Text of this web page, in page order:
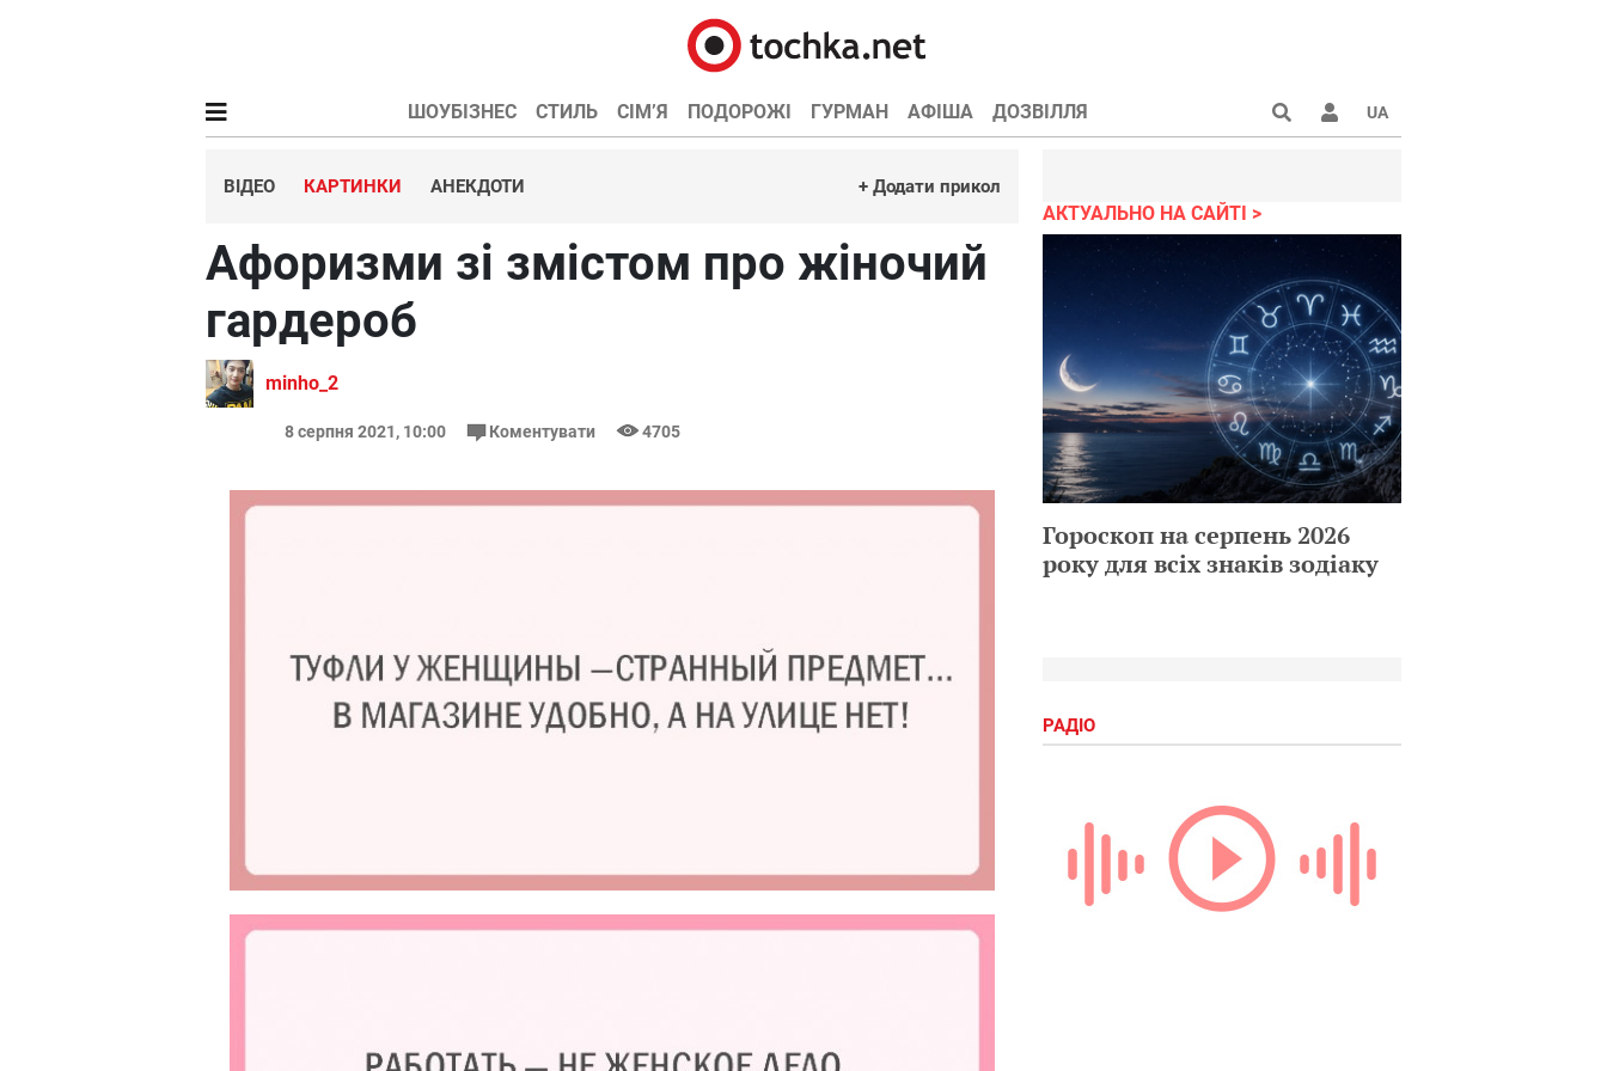
ШОУБІЗНЕС СТИЛЬ СІМ’Я ПОДОРОЖІ ГУРМАН АФІША ДОЗВІЛЛЯ UA
ВІДЕО КАРТИНКИ АНЕКДОТИ + Додати прикол
Афоризми зі змістом про жіночий
гардероб
minho_2
8 серпня 2021, 10:00 Коментувати 4705
АКТУАЛЬНО НА САЙТІ
Гороскоп на серпень 2026
року для всіх знаків зодіаку
РАДІО